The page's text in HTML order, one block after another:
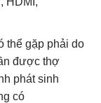
thể gặp phải do
được thợ
phát sinh
có